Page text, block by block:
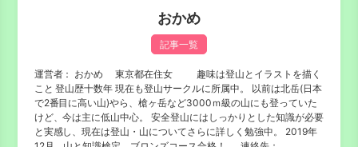
おかめ
記事一覧
運営者： おかめ 東京都在住女 趣味は登山とイラストを描く
こと 登山歴十数年 現在も登山サークルに所属中。 以前は北岳(日本
で2番目に高い山)やら、槍ヶ岳など3000ｍ級の山にも登っていた
けど、今は主に低山中心。 安全登山にはしっかりとした知識が必要
と実感し、現在は登山・山についてさらに詳しく勉強中。 2019年